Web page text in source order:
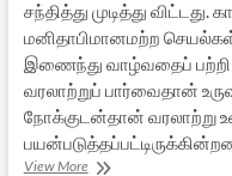
சந்தித்து முடித்து
மனிதாபிமானமற்ற
இணைந்து வாழ்வதைப் பற்றி
வரலாற்றுப் பார்வைதான்
நோக்குடன்தான்
View Moreவிலகும்